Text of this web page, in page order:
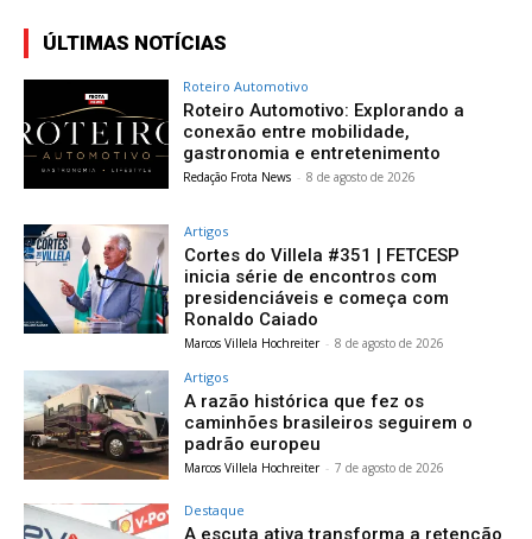
ÚLTIMAS NOTÍCIAS
Roteiro Automotivo
Roteiro Automotivo: Explorando a
conexão entre mobilidade,
gastronomia e entretenimento
Redação Frota News - 8 de agosto de 2026
Artigos
Cortes do Villela #351 | FETCESP
inicia série de encontros com
presidenciáveis e começa com
Ronaldo Caiado
Marcos Villela Hochreiter - 8 de agosto de 2026
Artigos
A razão histórica que fez os
caminhões brasileiros seguirem o
padrão europeu
Marcos Villela Hochreiter - 7 de agosto de 2026
Destaque
A escuta ativa transforma a retenção